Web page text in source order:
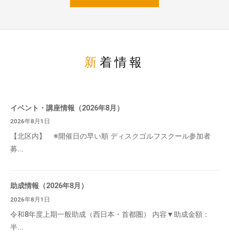
新着情報
イベント・講座情報（2026年8月）
2026年8月1日
【北区内】 ※開催日の早い順 ディスクゴルフスクール参加者
募...
助成情報（2026年8月）
2026年8月1日
令和8年度上期一般助成（西日本・首都圏） 内容▼助成金額：
半...